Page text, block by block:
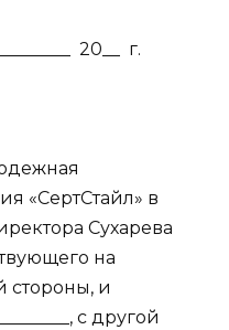
20__ г.
«СертСтайл» в
Сухарева
на
стороны, и
с другой